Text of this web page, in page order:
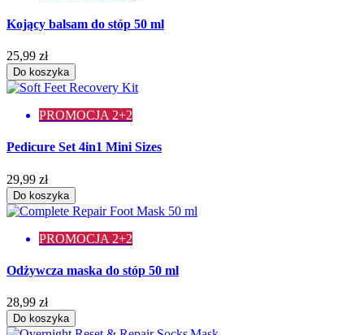
Kojący balsam do stóp 50 ml
25,99 zł
Do koszyka
PROMOCJA 2+2
Pedicure Set 4in1 Mini Sizes
29,99 zł
Do koszyka
PROMOCJA 2+2
Odżywcza maska do stóp 50 ml
28,99 zł
Do koszyka